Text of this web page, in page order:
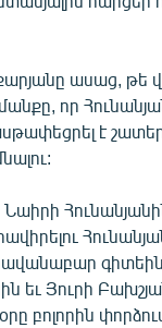
ասաց, թե
որ
է
եւ Յուրի
բոլորին